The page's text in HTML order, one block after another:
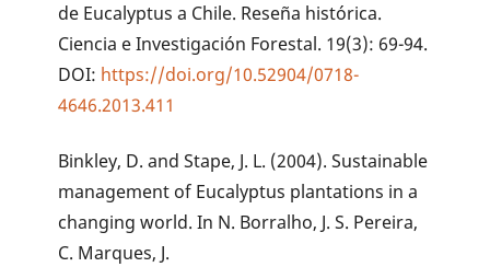
de Eucalyptus a Chile. Reseña histórica.
Ciencia e Investigación Forestal. 19(3): 69-94.
DOI: https://doi.org/10.52904/0718-
4646.2013.411
Binkley, D. and Stape, J. L. (2004). Sustainable
management of Eucalyptus plantations in a
changing world. In N. Borralho, J. S. Pereira,
C. Marques, J.